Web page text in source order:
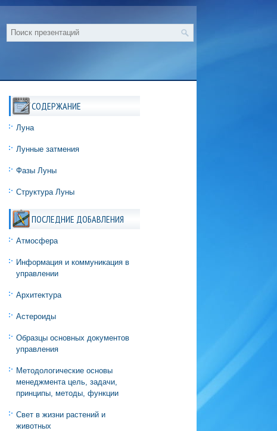
СОДЕРЖАНИЕ
Луна
Лунные затмения
Фазы Луны
Структура Луны
ПОСЛЕДНИЕ ДОБАВЛЕНИЯ
Атмосфера
Информация и коммуникация в
управлении
Архитектура
Астероиды
Образцы основных документов
управления
Методологические основы
менеджмента цель, задачи,
принципы, методы, функции
Свет в жизни растений и
животных